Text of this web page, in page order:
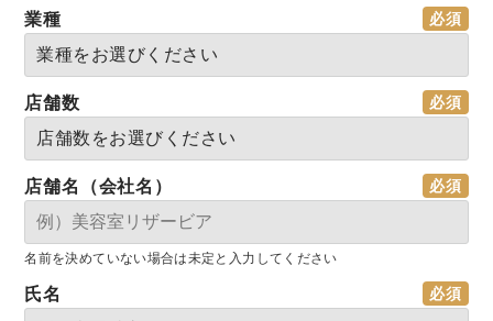
業種
店舗数
店舗名（会社名）
名前を決めていない場合は未定と入力してください
氏名